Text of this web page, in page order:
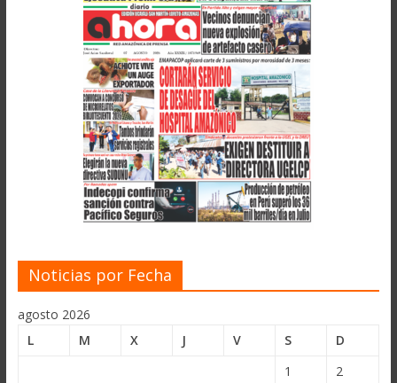
Noticias por Fecha
agosto 2026
L
M X J V S
D
1
2